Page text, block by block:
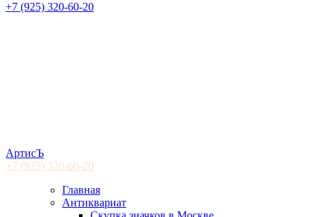
+7 (925) 320-60-20
АртисЪ
+7 (925) 320-60-20
Главная
Антиквариат